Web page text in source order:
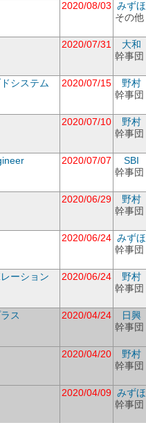
2020/08/03 みずほ
その他
2020/07/31
大和
幹事団
システム
2020/07/15
野村
幹事団
2020/07/10
野村
幹事団
2020/07/07
SBI
幹事団
2020/06/29
野村
幹事団
2020/06/24 みずほ
幹事団
ーション 2020/06/24
野村
幹事団
ス 2020/04/24
日興
幹事団
2020/04/20
野村
幹事団
2020/04/09 みずほ
幹事団